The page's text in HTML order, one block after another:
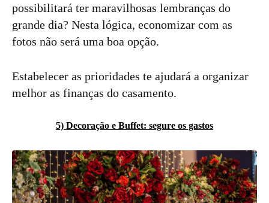
possibilitará ter maravilhosas lembranças do
grande dia? Nesta lógica, economizar com as
fotos não será uma boa opção.
Estabelecer as prioridades te ajudará a organizar
melhor as finanças do casamento.
5) Decoração e Buffet: segure os gastos